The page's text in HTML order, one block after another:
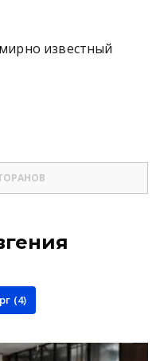
известный
(4)